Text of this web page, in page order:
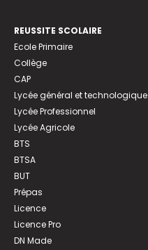
REUSSITE SCOLAIRE
Ecole Primaire
Collège
CAP
Lycée général et technologique
Lycée Professionnel
Lycée Agricole
BTS
BTSA
BUT
Prépas
Licence
Licence Pro
DN Made